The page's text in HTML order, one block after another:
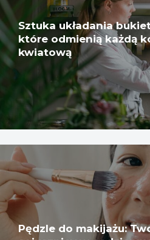
Sztuka układania
które odmienią każdą
kwiatową
Pędzle do makijażu: